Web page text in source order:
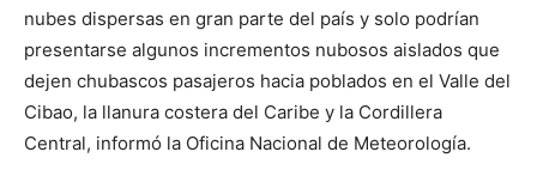
nubes dispersas en gran parte del país y solo podrían
presentarse algunos incrementos nubosos aislados que
dejen chubascos pasajeros hacia poblados en el Valle del
Cibao, la llanura costera del Caribe y la Cordillera
Central, informó la Oficina Nacional de Meteorología.